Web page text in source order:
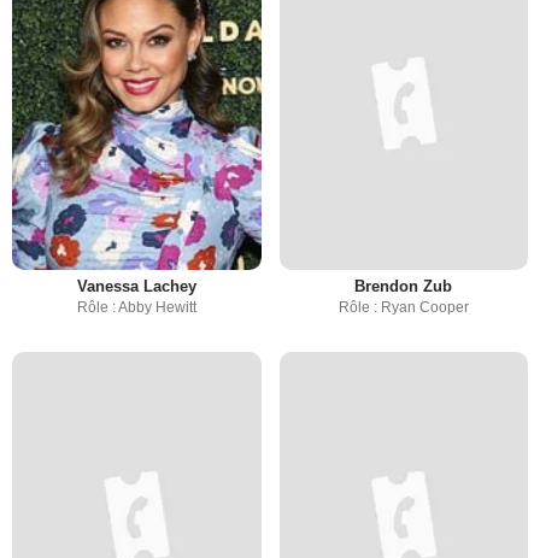
Vanessa Lachey
Rôle : Abby Hewitt
Brendon Zub
Rôle : Ryan Cooper